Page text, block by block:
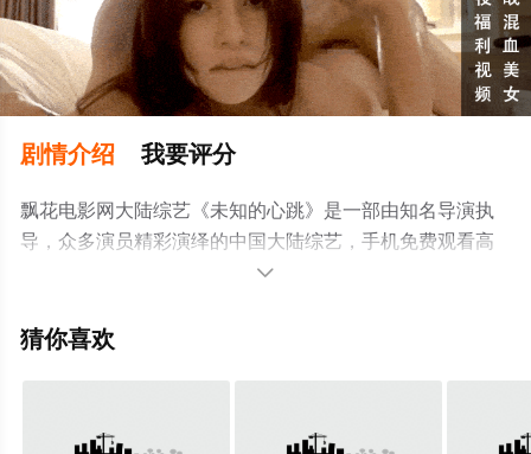
剧情介绍 我要评分
飘花电影网大陆综艺《未知的心跳》是一部由知名导演执
导，众多演员精彩演绎的中国大陆综艺，手机免费观看高
清无删减完整版综艺节目就上飘花影院，更多相关信息可

猜你喜欢